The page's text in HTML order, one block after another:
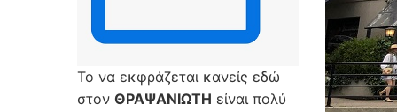
Το να εκφράζεται κανείς εδώ
στον ΘΡΑΨΑΝΙΩΤΗ είναι πολύ